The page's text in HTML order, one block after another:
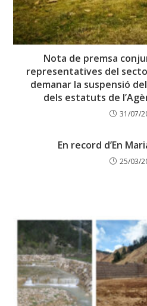
Nota de premsa
representatives del
demanar la suspensió
dels estatuts de
31/07/
En record d’En
25/03/